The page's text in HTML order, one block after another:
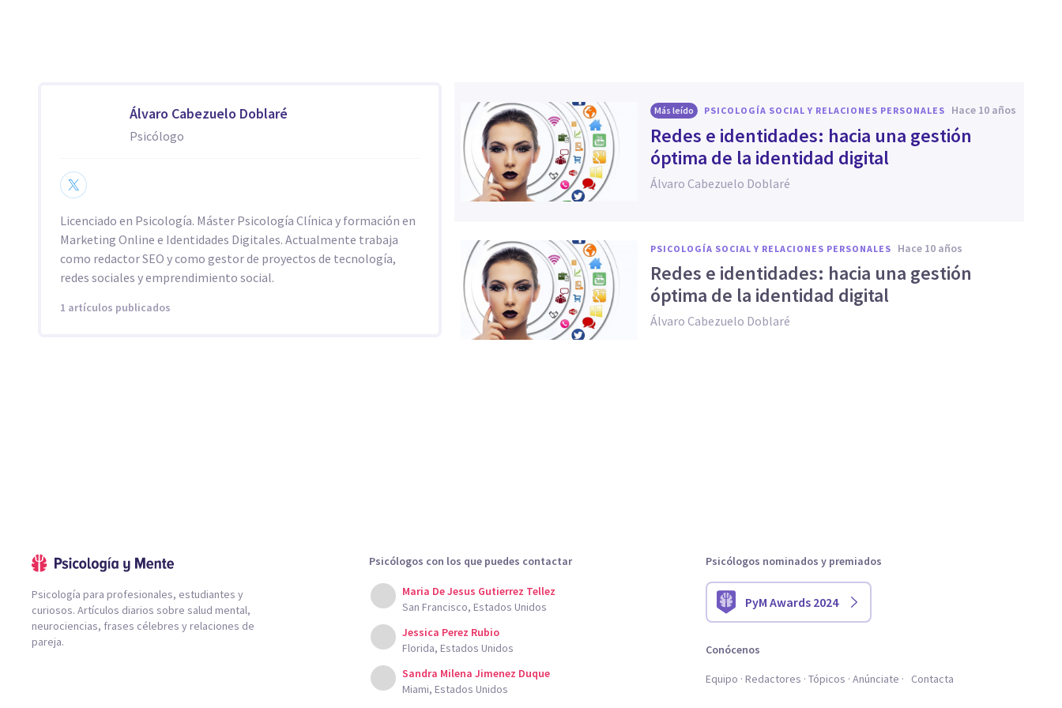
Álvaro Cabezuelo Doblaré
Psicólogo
Licenciado en Psicología. Máster Psicología Clínica y formación en
Marketing Online e Identidades Digitales. Actualmente trabaja
como redactor SEO y como gestor de proyectos de tecnología,
redes sociales y emprendimiento social.
1 artículos publicados
Más leído PSICOLOGÍA SOCIAL Y RELACIONES PERSONALES hace 10 años
Redes e identidades: hacia una gestión
óptima de la identidad digital
Álvaro Cabezuelo Doblaré
PSICOLOGÍA SOCIAL Y RELACIONES PERSONALES hace 10 años
Redes e identidades: hacia una gestión
óptima de la identidad digital
Álvaro Cabezuelo Doblaré
Psicología para profesionales, estudiantes y
curiosos. Artículos diarios sobre salud mental,
neurociencias, frases célebres y relaciones de
pareja.
Psicólogos con los que puedes contactar
Maria De Jesus Gutierrez Tellez
San Francisco, Estados Unidos
Jessica Perez Rubio
Florida, Estados Unidos
Sandra Milena Jimenez Duque
Miami, Estados Unidos
Psicólogos nominados y premiados
PyM Awards 2024
Conócenos
Equipo Redactores Tópicos Anúnciate Contacta